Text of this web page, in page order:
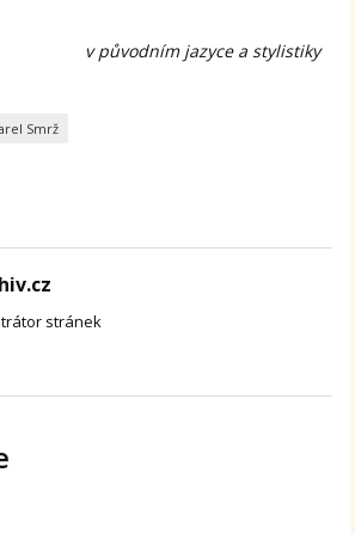
v původním jazyce a stylistiky
Smrž
stránek